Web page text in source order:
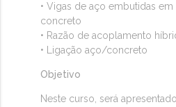
• Vigas de aço embutidas
concreto
• Razão de acoplamento
• Ligação aço/concreto
Objetivo
Neste curso, será